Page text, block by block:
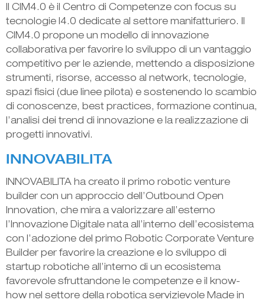
Il CIM4.0 è il Centro di Competenze con focus su
tecnologie I4.0 dedicate al settore manifatturiero. Il
CIM4.0 propone un modello di innovazione
collaborativa per favorire lo sviluppo di un vantaggio
competitivo per le aziende, mettendo a disposizione
strumenti, risorse, accesso al network, tecnologie,
spazi fisici (due linee pilota) e sostenendo lo scambio
di conoscenze, best practices, formazione continua,
l’analisi dei trend di innovazione e la realizzazione di
progetti innovativi.
INNOVABILITA
INNOVABILITA ha creato il primo robotic venture
builder con un approccio dell’Outbound Open
Innovation, che mira a valorizzare all’esterno
l’Innovazione Digitale nata all’interno dell’ecosistema
con l’adozione del primo Robotic Corporate Venture
Builder per favorire la creazione e lo sviluppo di
startup robotiche all’interno di un ecosistema
favorevole sfruttandone le competenze e il know-
how nel settore della robotica servizievole Made in